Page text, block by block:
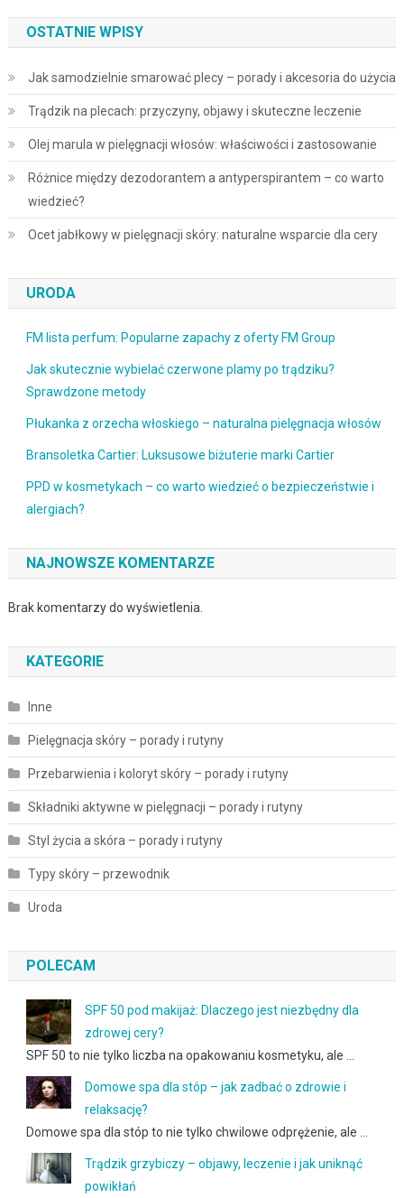
OSTATNIE WPISY
Jak samodzielnie smarować plecy – porady i akcesoria do użycia
Trądzik na plecach: przyczyny, objawy i skuteczne leczenie
Olej marula w pielęgnacji włosów: właściwości i zastosowanie
Różnice między dezodorantem a antyperspirantem – co warto
wiedzieć?
Ocet jabłkowy w pielęgnacji skóry: naturalne wsparcie dla cery
URODA
FM lista perfum: Popularne zapachy z oferty FM Group
Jak skutecznie wybielać czerwone plamy po trądziku?
Sprawdzone metody
Płukanka z orzecha włoskiego – naturalna pielęgnacja włosów
Bransoletka Cartier: Luksusowe biżuterie marki Cartier
PPD w kosmetykach – co warto wiedzieć o bezpieczeństwie i
alergiach?
NAJNOWSZE KOMENTARZE
Brak komentarzy do wyświetlenia.
KATEGORIE
Inne
Pielęgnacja skóry – porady i rutyny
Przebarwienia i koloryt skóry – porady i rutyny
Składniki aktywne w pielęgnacji – porady i rutyny
Styl życia a skóra – porady i rutyny
Typy skóry – przewodnik
Uroda
POLECAM
SPF 50 pod makijaż: Dlaczego jest niezbędny dla
zdrowej cery?
SPF 50 to nie tylko liczba na opakowaniu kosmetyku, ale …
Domowe spa dla stóp – jak zadbać o zdrowie i
relaksację?
Domowe spa dla stóp to nie tylko chwilowe odprężenie, ale …
Trądzik grzybiczy – objawy, leczenie i jak uniknąć
powikłań